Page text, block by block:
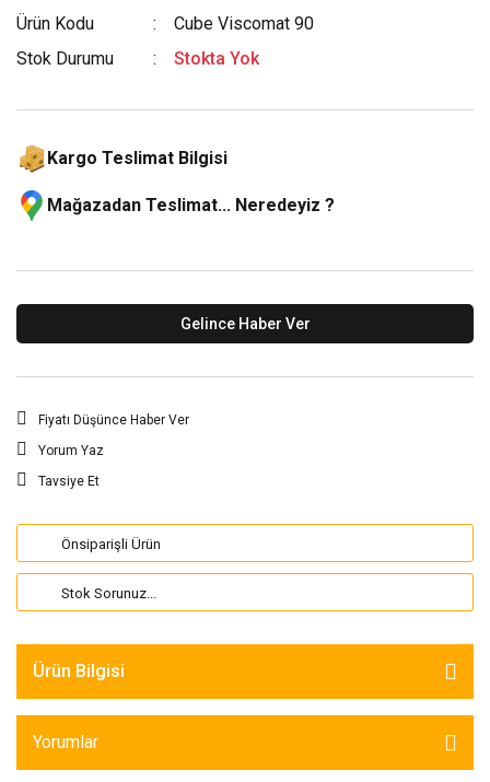
Ürün Kodu
Cube Viscomat 90
Stok Durumu
Stokta Yok
Kargo Teslimat Bilgisi
Mağazadan Teslimat... Neredeyiz ?
Gelince Haber Ver
Fiyatı Düşünce Haber Ver
Yorum Yaz
Tavsiye Et
Önsiparişli Ürün
Stok Sorunuz...
Ürün Bilgisi
Yorumlar